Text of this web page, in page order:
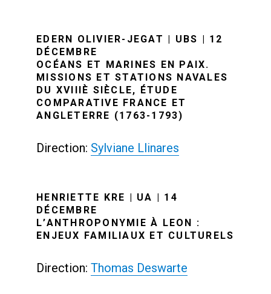
EDERN OLIVIER-JEGAT | UBS | 12
DÉCEMBRE
OCÉANS ET MARINES EN PAIX.
MISSIONS ET STATIONS NAVALES
DU XVIIIÈ SIÈCLE, ÉTUDE
COMPARATIVE FRANCE ET
ANGLETERRE (1763-1793)
Direction: Sylviane Llinares
HENRIETTE KRE | UA | 14
DÉCEMBRE
L’ANTHROPONYMIE À LEON :
ENJEUX FAMILIAUX ET CULTURELS
Direction: Thomas Deswarte